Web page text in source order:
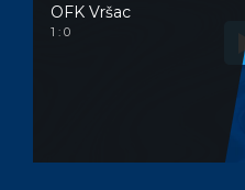
OFK Vršac
1 : 0